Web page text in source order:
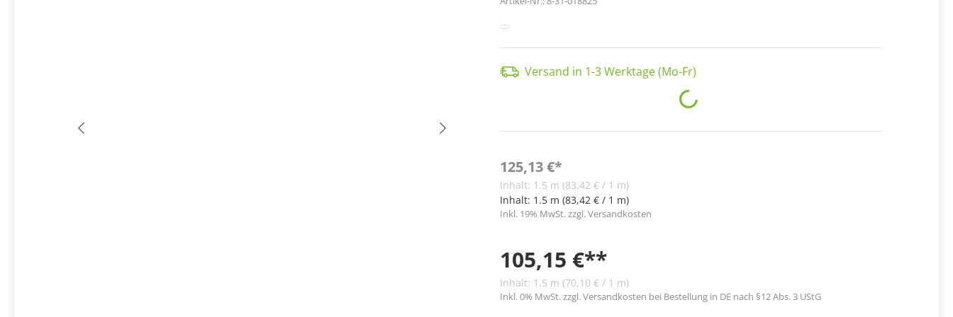
Versand in 1-3 Werktage (Mo-Fr)
Loading...
125,13 €*
Inhalt: 1.5 m (83,42 € / 1 m)
Inhalt: 1.5 m (83,42 € / 1 m)
Inkl. 19% MwSt. zzgl. Versandkosten
105,15 €**
Inhalt: 1.5 m (70,10 € / 1 m)
Inkl. 0% MwSt. zzgl. Versandkosten bei Bestellung in DE nach §12 Abs. 3 UStG